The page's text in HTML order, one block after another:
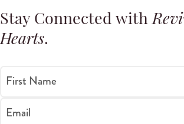
Stay Connected with
Hearts.
First Name
Email